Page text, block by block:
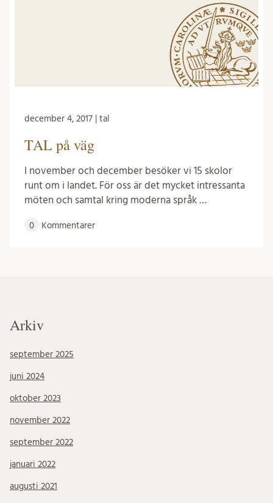
december 4, 2017 | tal
TAL på väg
I november och december besöker vi 15 skolor
runt om i landet. För oss är det mycket intressanta
möten och samtal kring moderna språk …
0 Kommentarer
Arkiv
september 2025
juni 2024
oktober 2023
november 2022
september 2022
januari 2022
augusti 2021